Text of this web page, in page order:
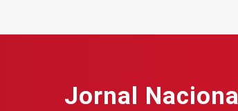
Jornal